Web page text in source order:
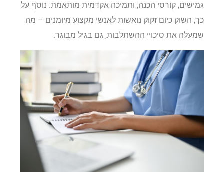
גמישים, קורסי הכנה, ותמיכה אקדמית מותאמת. נוסף על
כך, השוק כיום זקוק נואשות לאנשי מקצוע מיומנים – מה
שמעלה את סיכויי ההשתלבות, גם בגיל מבוגר.